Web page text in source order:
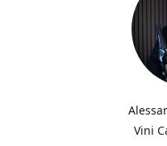
Vini